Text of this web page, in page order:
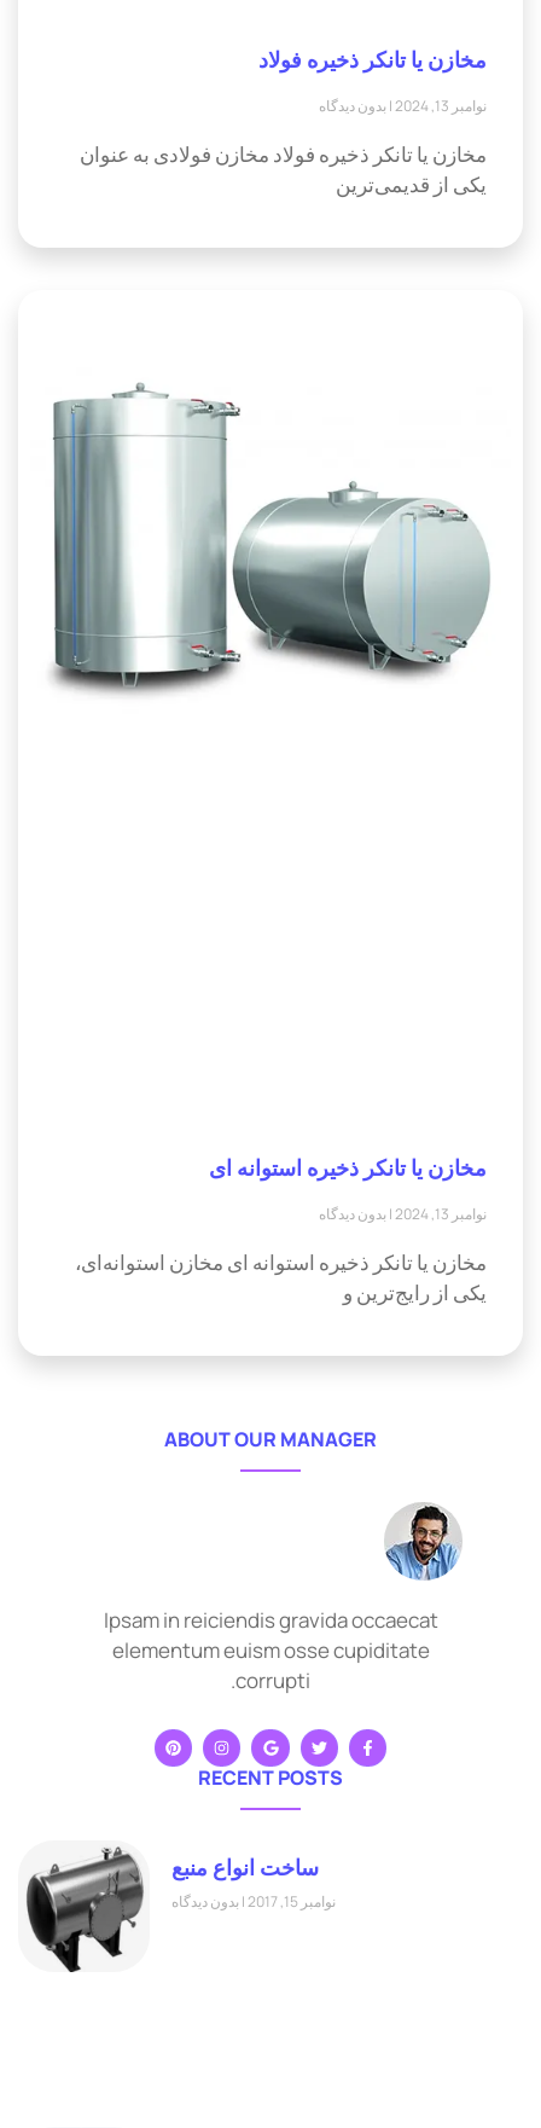
مخازن یا تانکر ذخیره فولاد
نوامبر 13, 2024 بدون دیدگاه
مخازن یا تانکر ذخیره فولاد مخازن فولادی به عنوان
یکی از قدیمی‌ترین
مخازن یا تانکر ذخیره استوانه ای
نوامبر 13, 2024 بدون دیدگاه
مخازن یا تانکر ذخیره استوانه ای مخازن استوانه‌ای،
یکی از رایج‌ترین و
ABOUT OUR MANAGER
Ipsam in reiciendis gravida occaecat
elementum euism osse cupiditate
corrupti.
RECENT POSTS
ساخت انواع منبع
نوامبر 15, 2017 بدون دیدگاه